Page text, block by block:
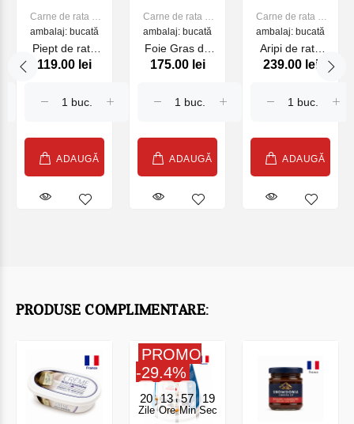
Carne de rata si
bibilica
ambalaj: bucată
Piept de rata
afumat , 90 g
119.00 lei
ADAUGĂ
Carne de rata si
bibilica
ambalaj: bucată
Foie Gras de
Canard de rata
175.00 lei
ADAUGĂ
Carne de rata si
bibilica
ambalaj: bucată
Aripi de rata
confiate , 1350
239.00 lei
ADAUGĂ
PRODUSE COMPLIMENTARE:
20
Zile
13
Ore
57
Min
19
Sec
PROMO
-29.4%